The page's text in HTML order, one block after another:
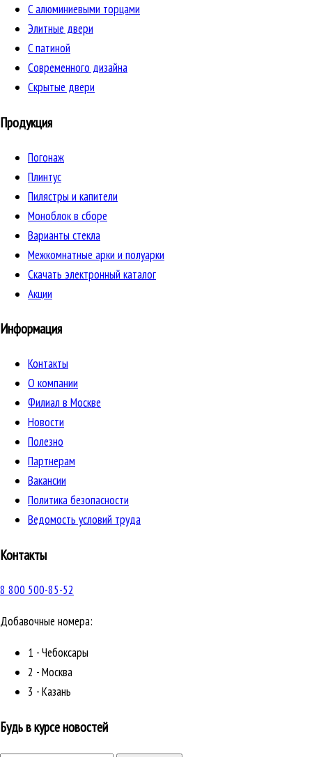
C алюминиевыми торцами
Элитные двери
C патиной
Cовременного дизайна
Скрытые двери
Продукция
Погонаж
Плинтус
Пилястры и капители
Моноблок в сборе
Варианты стекла
Межкомнатные арки и полуарки
Скачать электронный каталог
Акции
Информация
Контакты
О компании
Филиал в Москве
Новости
Полезно
Партнерам
Вакансии
Политика безопасности
Ведомость условий труда
Контакты
8 800 500-85-52
Добавочные номера:
1 - Чебоксары
2 - Москва
3 - Казань
Будь в курсе новостей